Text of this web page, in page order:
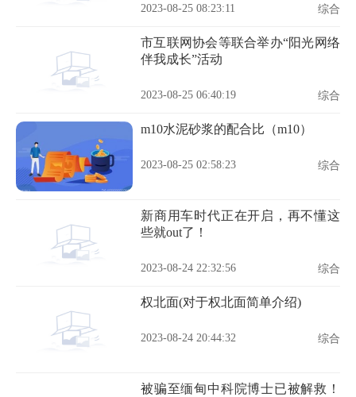
2023-08-25 08:23:11 综合
市互联网协会等联合举办“阳光网络
伴我成长”活动
2023-08-25 06:40:19 综合
m10水泥砂浆的配合比（m10）
2023-08-25 02:58:23 综合
新商用车时代正在开启，再不懂这
些就out了！
2023-08-24 22:32:56 综合
权北面(对于权北面简单介绍)
2023-08-24 20:44:32 综合
被骗至缅甸中科院博士已被解救！